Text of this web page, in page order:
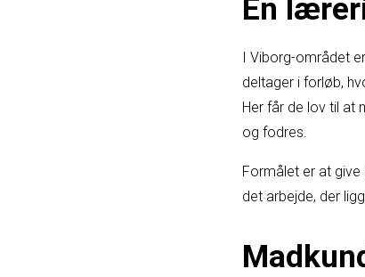
En
I Viborg-området
deltager i forløb,
Her får de lov til at
og fodres.
Formålet er at
det arbejde, der